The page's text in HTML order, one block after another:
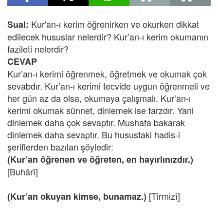
Sual: Kur'an-ı kerim öğrenirken ve okurken dikkat
edilecek hususlar nelerdir? Kur’an-ı kerim okumanın
fazileti nelerdir?
CEVAP
Kur’an-ı kerimi öğrenmek, öğretmek ve okumak çok
sevabdır. Kur’an-ı kerimi tecvide uygun öğrenmeli ve
her gün az da olsa, okumaya çalışmalı. Kur’an-ı
kerimi okumak sünnet, dinlemek ise farzdır. Yani
dinlemek daha çok sevaptır. Mushafa bakarak
dinlemek daha sevaptır. Bu husustaki hadis-i
şeriflerden bazıları şöyledir:
(Kur’an öğrenen ve öğreten, en hayırlınızdır.)
[Buhârî]
(Kur’an okuyan kimse, bunamaz.) [Tirmizî]